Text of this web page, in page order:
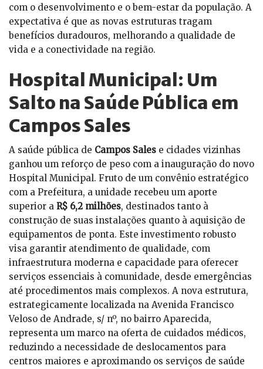
com o desenvolvimento e o bem-estar da população. A
expectativa é que as novas estruturas tragam
benefícios duradouros, melhorando a qualidade de
vida e a conectividade na região.
Hospital Municipal: Um
Salto na Saúde Pública em
Campos Sales
A saúde pública de Campos Sales e cidades vizinhas
ganhou um reforço de peso com a inauguração do novo
Hospital Municipal. Fruto de um convênio estratégico
com a Prefeitura, a unidade recebeu um aporte
superior a R$ 6,2 milhões, destinados tanto à
construção de suas instalações quanto à aquisição de
equipamentos de ponta. Este investimento robusto
visa garantir atendimento de qualidade, com
infraestrutura moderna e capacidade para oferecer
serviços essenciais à comunidade, desde emergências
até procedimentos mais complexos. A nova estrutura,
estrategicamente localizada na Avenida Francisco
Veloso de Andrade, s/ nº, no bairro Aparecida,
representa um marco na oferta de cuidados médicos,
reduzindo a necessidade de deslocamentos para
centros maiores e aproximando os serviços de saúde